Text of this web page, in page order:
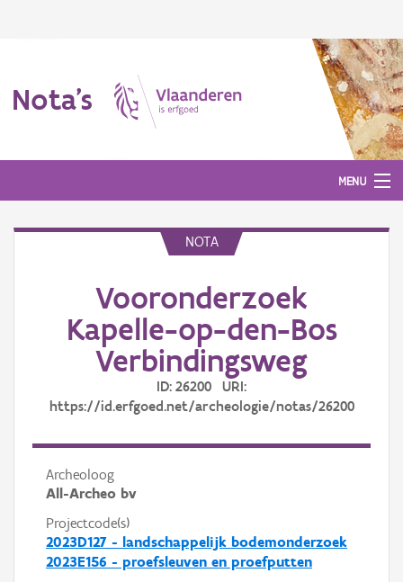
Nota's
MENU
NOTA
Vooronderzoek
Kapelle-op-den-Bos
Verbindingsweg
ID: 26200 URI:
https://id.erfgoed.net/archeologie/notas/26200
Archeoloog
All-Archeo bv
Projectcode(s)
2023D127 - landschappelijk bodemonderzoek
2023E156 - proefsleuven en proefputten